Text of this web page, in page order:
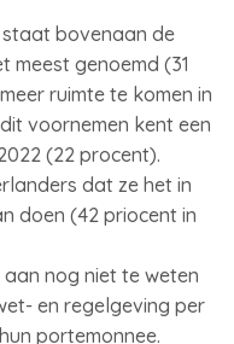
staat bovenaan de
meest genoemd (31
ruimte te komen in
voornemen kent een
(22 procent).
dat ze het in
doen (42 priocent in
nog niet te weten
en regelgeving per
portemonnee.